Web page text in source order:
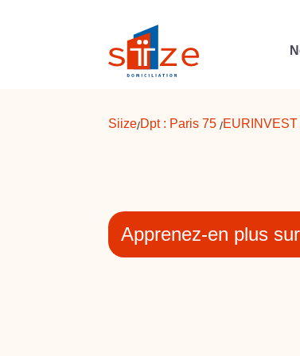
Siize/Dpt : Paris 75 /EURINVEST
Apprenez-en plus